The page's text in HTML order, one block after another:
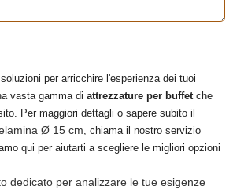
per arricchire l'esperienza dei tuoi
vasta gamma di attrezzature per buffetche
Per maggiori dettagli o sapere subito il
Ø 15 cm, chiama il nostro servizio
qui per aiutarti a scegliere le migliori opzioni
dedicato per analizzare le tue esigenze